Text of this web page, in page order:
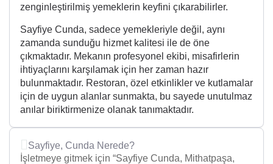
zenginleştirilmiş yemeklerin keyfini çıkarabilirler.
Sayfiye Cunda, sadece yemekleriyle değil, aynı
zamanda sunduğu hizmet kalitesi ile de öne
çıkmaktadır. Mekanın profesyonel ekibi, misafirlerin
ihtiyaçlarını karşılamak için her zaman hazır
bulunmaktadır. Restoran, özel etkinlikler ve kutlamalar
için de uygun alanlar sunmakta, bu sayede unutulmaz
anılar biriktirmenize olanak tanımaktadır.
Sayfiye, Cunda Nerede?
İşletmeye gitmek için “Sayfiye Cunda, Mithatpaşa,